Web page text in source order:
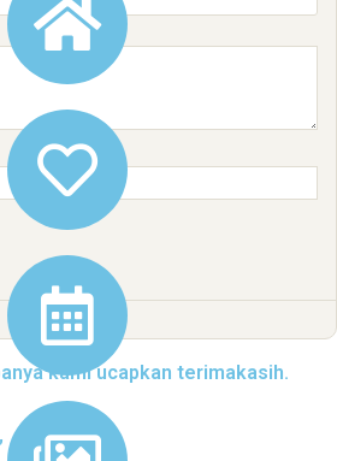
kami ucapkan terimakasih.